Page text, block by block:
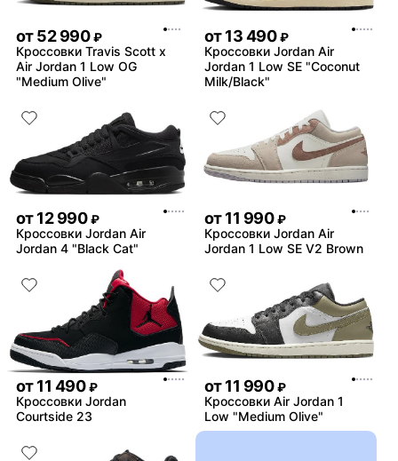
от52 990 ₽
Кроссовки Travis Scott x
Air Jordan 1 Low OG
"Medium Olive"
от13 490 ₽
Кроссовки Jordan Air
Jordan 1 Low SE "Coconut
Milk/Black"
от12 990 ₽
Кроссовки Jordan Air
Jordan 4 "Black Cat"
от11 990 ₽
Кроссовки Jordan Air
Jordan 1 Low SE V2 Brown
от11 490 ₽
Кроссовки Jordan
Courtside 23
от11 990 ₽
Кроссовки Air Jordan 1
Low "Medium Olive"